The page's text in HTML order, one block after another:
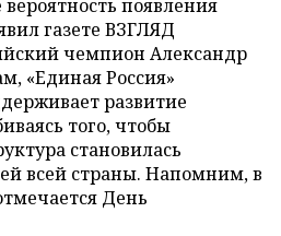
появления
газете ВЗГЛЯД
чемпион Александр
«Единая Россия»
развитие
того, чтобы
становилась
всей страны. Напомним, в
День